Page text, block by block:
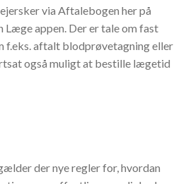
via Aftalebogen her på
Læge appen. Der er tale om fast
f.eks. aftalt blodprøvetagning eller
også muligt at bestille lægetid
der nye regler for, hvordan